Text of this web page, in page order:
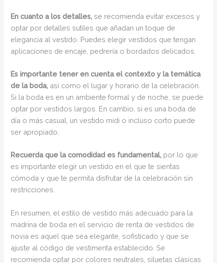
En cuanto a los detalles, se recomienda evitar excesos y
optar por detalles sutiles que añadan un toque de
elegancia al vestido. Puedes elegir vestidos que tengan
aplicaciones de encaje, pedrería o bordados delicados.
Es importante tener en cuenta el contexto y la temática
de la boda, así como el lugar y horario de la celebración.
Si la boda es en un ambiente formal y de noche, se puede
optar por vestidos largos. En cambio, si es una boda de
día o más casual, un vestido midi o incluso corto puede
ser apropiado.
Recuerda que la comodidad es fundamental, por lo que
es importante elegir un vestido en el que te sientas
cómoda y que te permita disfrutar de la celebración sin
restricciones.
En resumen, el estilo de vestido más adecuado para la
madrina de boda en el servicio de renta de vestidos de
novia es aquel que sea elegante, sofisticado y que se
ajuste al código de vestimenta establecido. Se
recomienda optar por colores neutrales, siluetas clásicas